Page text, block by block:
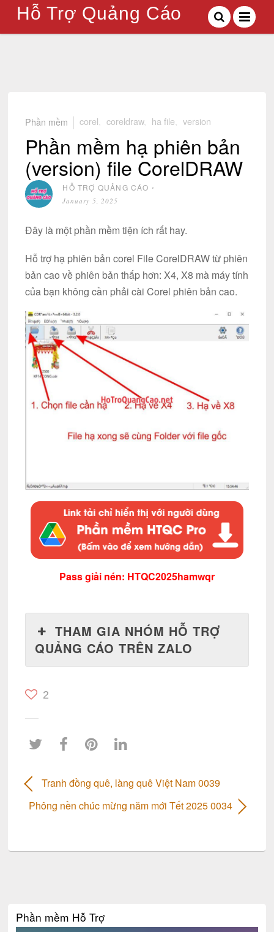
Hỗ Trợ Quảng Cáo
Phần mềm corel coreldraw, ha file version
Phần mềm hạ phiên bản
(version) file CorelDRAW
HỖ TRỢ QUẢNG CÁO ⋅
January 5, 2025
Đây là một phần mềm tiện ích rất hay.
Hỗ trợ hạ phiên bản corel File CorelDRAW từ phiên
bản cao về phiên bản thấp hơn: X4, X8 mà máy tính
của bạn không cần phải cài Corel phiên bản cao.
Pass giải nén: HTQC2025hamwqr
THAM GIA NHÓM HỖ TRỢ
QUẢNG CÁO TRÊN ZALO
2
Tranh đồng quê, làng quê Việt Nam 0039
Phông nền chúc mừng năm mới Tết 2025 0034
Phần mềm Hỗ Trợ